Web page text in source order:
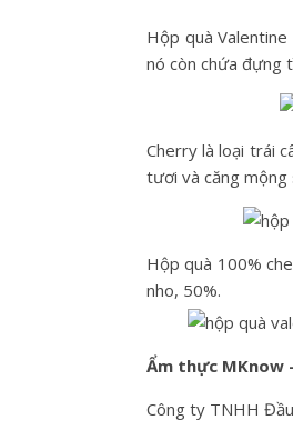
Hộp quà
nó còn chứa đựng
Cherry là loại trái
tươi và căng mộng
Hộp quà 100%
nho, 50%.
Ẩm thực MKnow
Công ty TNHH